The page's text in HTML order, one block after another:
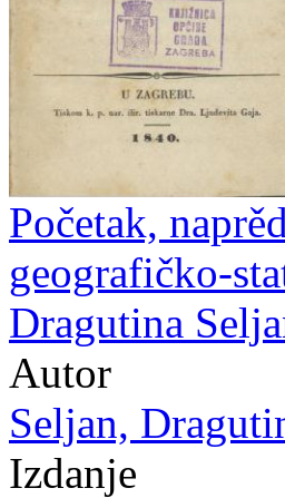
Početak,
geografičko-
Dragutina
Autor
Seljan,
Izdanje